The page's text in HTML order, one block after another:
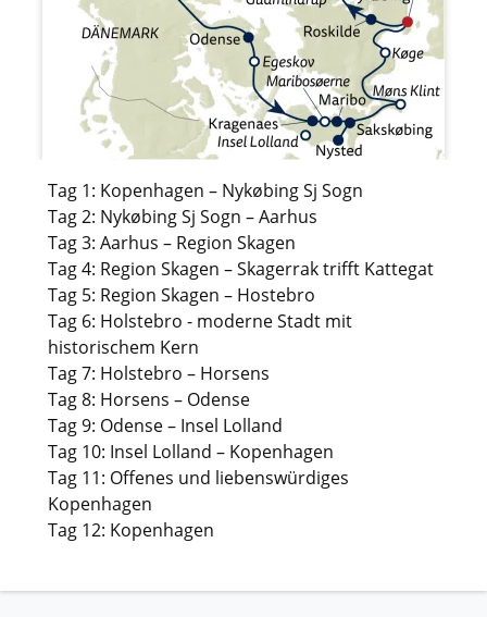
Tag 1: Kopenhagen – Nykøbing Sj Sogn
Tag 2: Nykøbing Sj Sogn – Aarhus
Tag 3: Aarhus – Region Skagen
Tag 4: Region Skagen – Skagerrak trifft Kattegat
Tag 5: Region Skagen – Hostebro
Tag 6: Holstebro - moderne Stadt mit
historischem Kern
Tag 7: Holstebro – Horsens
Tag 8: Horsens – Odense
Tag 9: Odense – Insel Lolland
Tag 10: Insel Lolland – Kopenhagen
Tag 11: Offenes und liebenswürdiges
Kopenhagen
Tag 12: Kopenhagen